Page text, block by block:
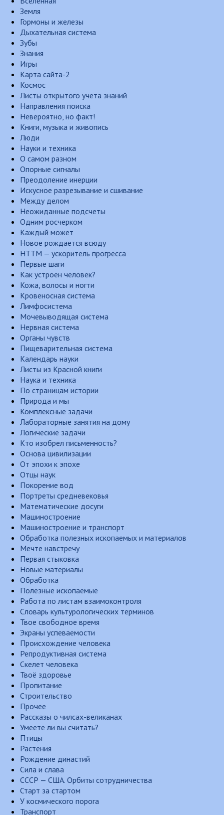
Земля
Гормоны и железы
Дыхательная система
Зубы
Знания
Игры
Карта сайта-2
Космос
Листы открытого учета знаний
Направления поиска
Невероятно, но факт!
Книги, музыка и живопись
Люди
Науки и техника
О самом разном
Опорные сигналы
Преодоление инерции
Искусное разрезывание и сшивание
Между делом
Неожиданные подсчеты
Одним росчерком
Каждый может
Новое рождается всюду
НТТМ — ускоритель прогресса
Первые шаги
Как устроен человек?
Кожа, волосы и ногти
Кровеносная система
Лимфосистема
Мочевыводящая система
Нервная система
Органы чувств
Пищеварительная система
Календарь науки
Листы из Красной книги
Наука и техника
По страницам истории
Природа и мы
Комплексные задачи
Лабораторные занятия на дому
Логические задачи
Кто изобрел письменность?
Основа цивилизации
От эпохи к эпохе
Отцы наук
Покорение вод
Портреты средневековья
Математические досуги
Машиностроение
Машиностроение и транспорт
Обработка полезных ископаемых и материалов
Мечте навстречу
Первая стыковка
Новые материалы
Обработка
Полезные ископаемые
Работа по листам взаимоконтроля
Словарь культурологических терминов
Твое свободное время
Экраны успеваемости
Происхождение человека
Репродуктивная система
Скелет человека
Твоё здоровье
Пропитание
Строительство
Прочее
Рассказы о чилсах-великанах
Умеете ли вы считать?
Птицы
Растения
Рождение династий
Сила и слава
СССР — США. Орбиты сотрудничества
Старт за стартом
У космического порога
Транспорт